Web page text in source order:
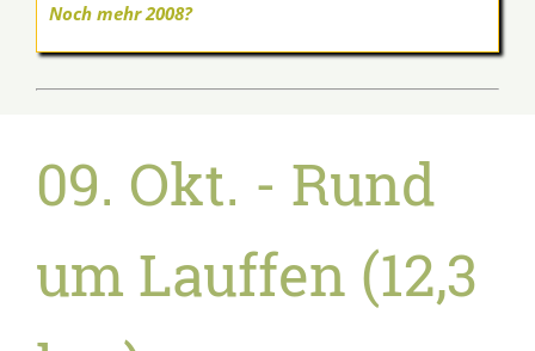
Noch mehr 2008?
09. Okt. - Rund
um Lauffen (12,3